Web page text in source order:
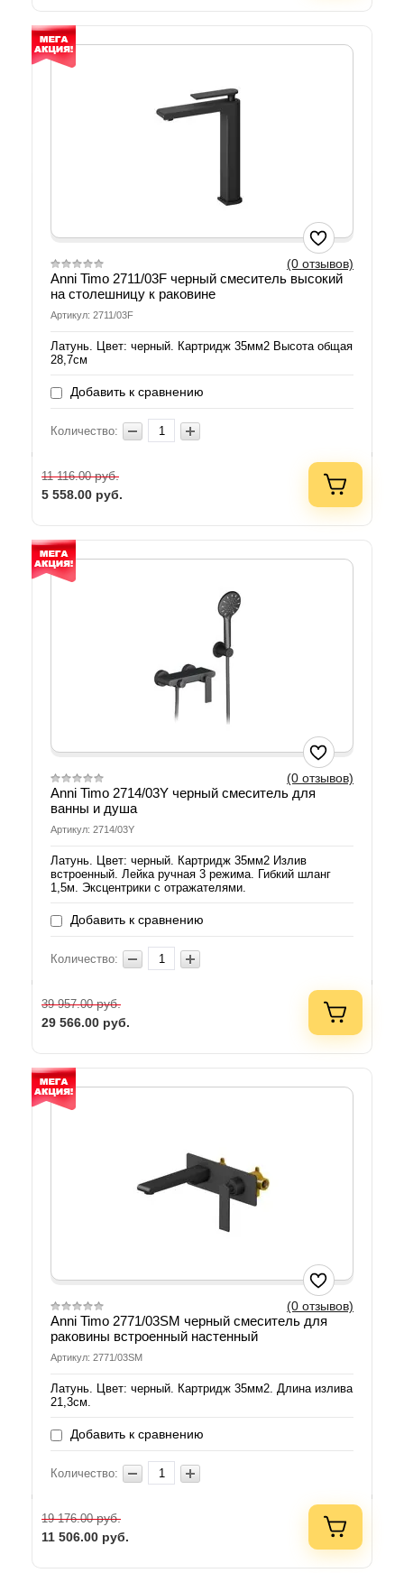
(0 отзывов)
Anni Timo 2711/03F черный смеситель высокий
на столешницу к раковине
Артикул: 2711/03F
Латунь. Цвет: черный. Картридж 35мм2 Высота общая
28,7см
Добавить к сравнению
Количество:
11 116.00руб.
5 558.00 руб.
(0 отзывов)
Anni Timo 2714/03Y черный смеситель для
ванны и душа
Артикул: 2714/03Y
Латунь. Цвет: черный. Картридж 35мм2 Излив
встроенный. Лейка ручная 3 режима. Гибкий шланг
1,5м. Эксцентрики с отражателями.
Добавить к сравнению
Количество:
39 957.00руб.
29 566.00 руб.
(0 отзывов)
Anni Timo 2771/03SM черный смеситель для
раковины встроенный настенный
Артикул: 2771/03SM
Латунь. Цвет: черный. Картридж 35мм2. Длина излива
21,3см.
Добавить к сравнению
Количество:
19 176.00руб.
11 506.00 руб.